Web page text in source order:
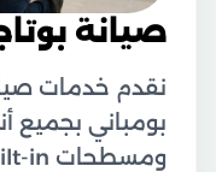
صيانة
نقدم خدمات
بومباني بجميع